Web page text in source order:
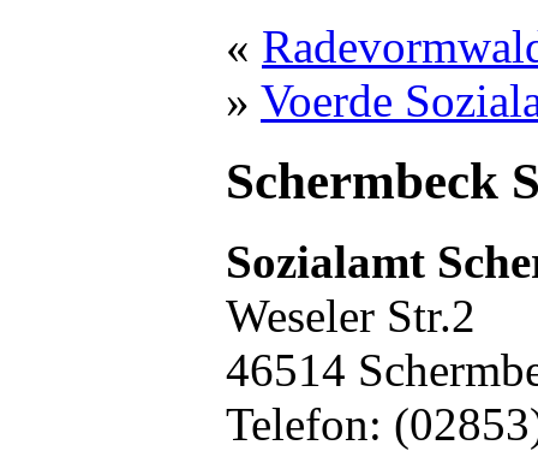
«
» Voerde
Schermbeck
Sozialamt
Weseler Str.2
46514
Telefon: